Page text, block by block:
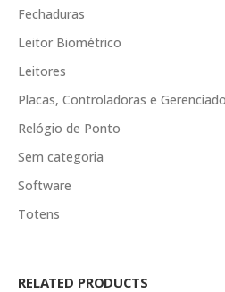
Fechaduras
Leitor Biométrico
Leitores
Placas, Controladoras e
Relógio de Ponto
Sem categoria
Software
Totens
RELATED PRODUCTS